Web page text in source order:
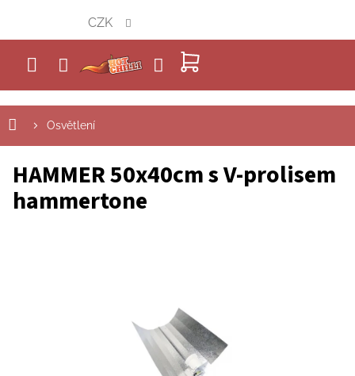
obsah
NÁKUPNÍ
KOŠÍK
CZK
Osvětlení
HAMMER 50x40cm s V-prolisem
hammertone